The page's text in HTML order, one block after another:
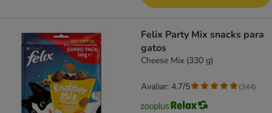
Felix Party Mix snacks para
gatos
Cheese Mix (330 g)
Avaliar: 4.7/5 (344)